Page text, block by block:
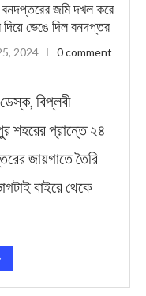
জমি দখল করে
দিয়ে ভেঙে দিল বনদপ্তর
2024 0 comment
বিপ্লবী
শহরের প্রান্তে ২৪
জায়গাতে তৈরি
বাইরে থেকে